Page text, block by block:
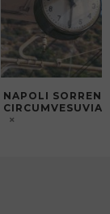
CAPRI: COSA
ARRIVARE